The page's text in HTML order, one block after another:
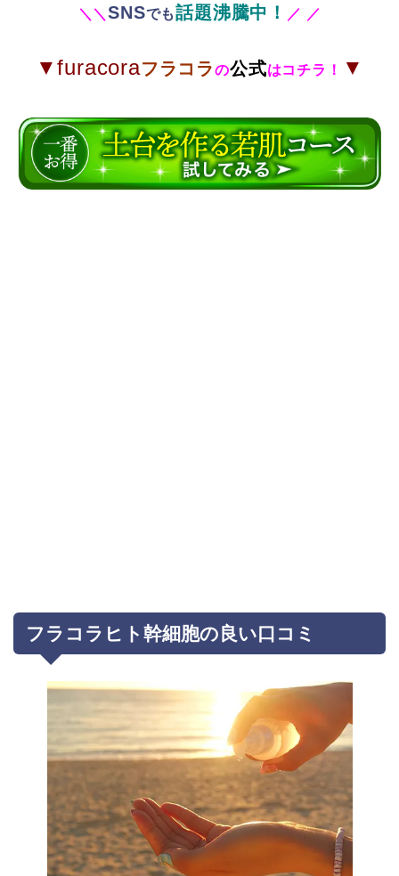
＼ ＼SNSでも話題沸騰中！ ／ ／
▼furacoraフラコラの公式はコチラ！ ▼
フラコラヒト幹細胞の良い口コミ